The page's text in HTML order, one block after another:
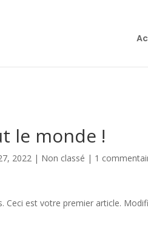
le monde !
2022 | Non classé | 1
Ceci est votre premier article.